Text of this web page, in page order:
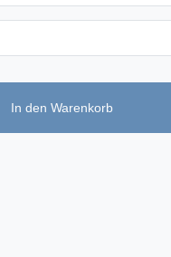
In den Warenkorb